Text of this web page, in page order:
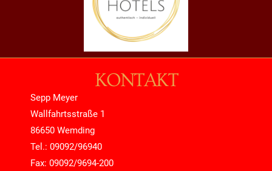
KONTAKT
Sepp Meyer
Wallfahrtsstraße 1
86650 Wemding
Tel.: 09092/96940
Fax: 09092/9694-200